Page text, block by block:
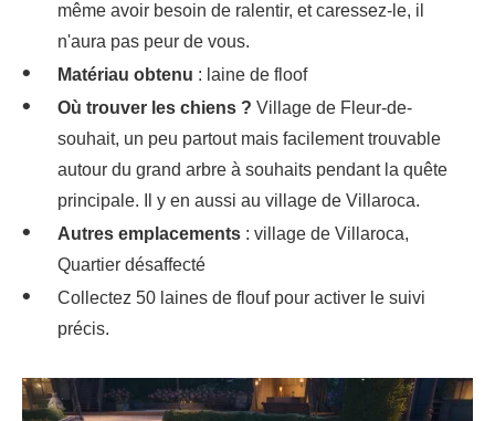
même avoir besoin de ralentir, et caressez-le, il
n'aura pas peur de vous.
Matériau obtenu : laine de floof
Où trouver les chiens ? Village de Fleur-de-
souhait, un peu partout mais facilement trouvable
autour du grand arbre à souhaits pendant la quête
principale. Il y en aussi au village de Villaroca.
Autres emplacements : village de Villaroca,
Quartier désaffecté
Collectez 50 laines de flouf pour activer le suivi
précis.